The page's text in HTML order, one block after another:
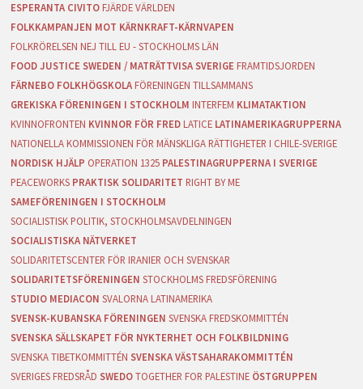
ESPERANTA CIVITO FJÄRDE VÄRLDEN
FOLKKAMPANJEN MOT KÄRNKRAFT-KÄRNVAPEN
FOLKRÖRELSEN NEJ TILL EU - STOCKHOLMS LÄN
FOOD JUSTICE SWEDEN / MATRÄTTVISA SVERIGE FRAMTIDSJORDEN
FÄRNEBO FOLKHÖGSKOLA FÖRENINGEN TILLSAMMANS
GREKISKA FÖRENINGEN I STOCKHOLM INTERFEM KLIMATAKTION
KVINNOFRONTEN KVINNOR FÖR FRED LATICE LATINAMERIKAGRUPPERNA
NATIONELLA KOMMISSIONEN FÖR MÄNSKLIGA RÄTTIGHETER I CHILE-SVERIGE
NORDISK HJÄLP OPERATION 1325 PALESTINAGRUPPERNA I SVERIGE
PEACEWORKS PRAKTISK SOLIDARITET RIGHT BY ME
SAMEFÖRENINGEN I STOCKHOLM
SOCIALISTISK POLITIK, STOCKHOLMSAVDELNINGEN
SOCIALISTISKA NÄTVERKET
SOLIDARITETSCENTER FÖR IRANIER OCH SVENSKAR
SOLIDARITETSFÖRENINGEN STOCKHOLMS FREDSFÖRENING
STUDIO MEDIACON SVALORNA LATINAMERIKA
SVENSK-KUBANSKA FÖRENINGEN SVENSKA FREDSKOMMITTÉN
SVENSKA SÄLLSKAPET FÖR NYKTERHET OCH FOLKBILDNING
SVENSKA TIBETKOMMITTÉN SVENSKA VÄSTSAHARAKOMMITTÉN
SVERIGES FREDSRÅD SWEDO TOGETHER FOR PALESTINE ÖSTGRUPPEN